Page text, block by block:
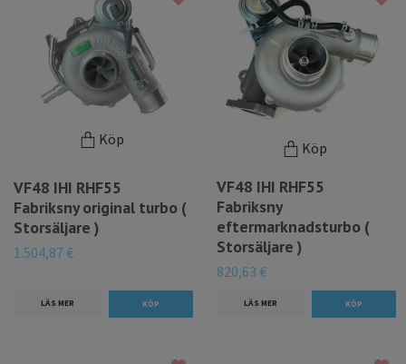
Köp
VF48 IHI RHF55
Fabriksny original turbo (
Storsäljare )
1.504,87 €
LÄS MER
Köp
VF48 IHI RHF55
Fabriksny
eftermarknadsturbo (
Storsäljare )
820,63 €
LÄS MER